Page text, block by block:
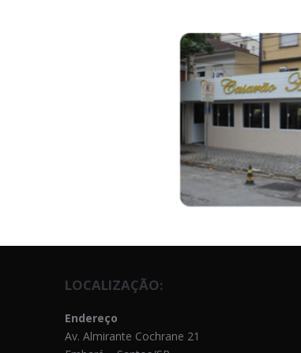
LOCALIZAÇÃO:
Endereço
Av. Almirante Cochrane 21